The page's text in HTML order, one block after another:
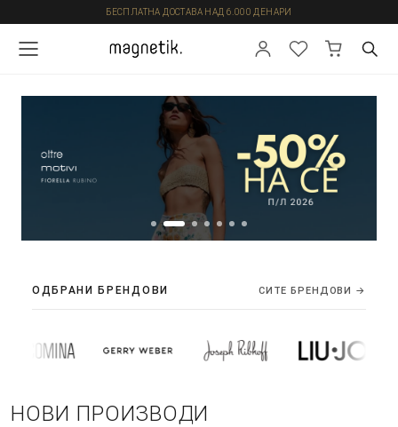
БЕСПЛАТНА ДОСТАВА НАД 6.000 ДЕНАРИ
ОДБРАНИ БРЕНДОВИ СИТЕ БРЕНДОВИ →
НОВИ ПРОИЗВОДИ